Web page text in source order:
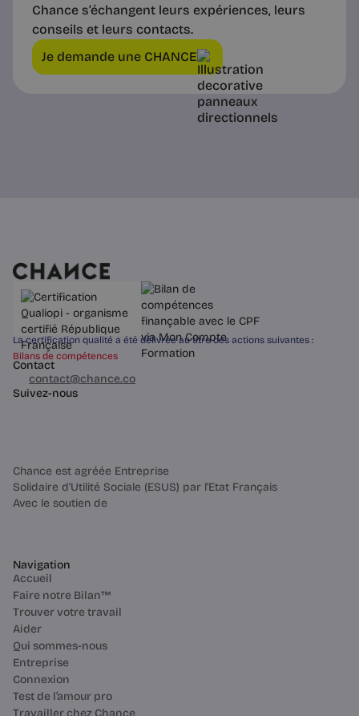
Chance s’échangent leurs expériences, leurs
conseils et leurs contacts.
Je demande une CHANCE
La certification qualité a été délivrée au titre des actions suivantes :
Bilans de compétences
Contact
03 60 84 01 14
contact@chance.co
Suivez-nous
Chance est agréée Entreprise
Solidaire d'Utilité Sociale (ESUS) par l'Etat Français
Avec le soutien de
Navigation
Accueil
Faire notre Bilan™
Trouver votre travail
Aider
Qui sommes-nous
Entreprise
Connexion
Test de l’amour pro